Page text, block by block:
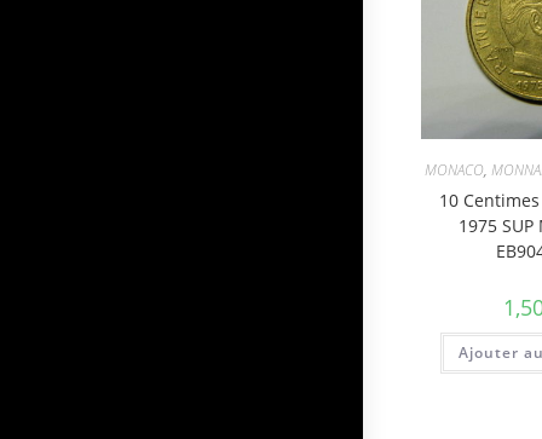
MONACO,
10
1975
Ajouter